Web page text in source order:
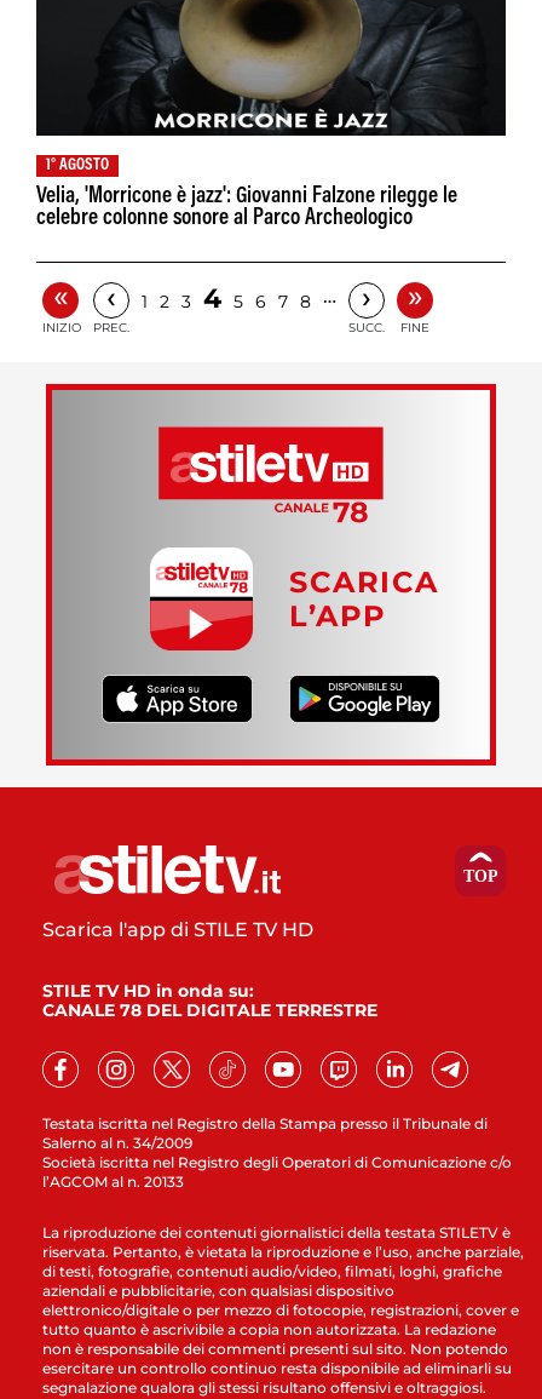
1° AGOSTO
Velia, 'Morricone è jazz': Giovanni Falzone rilegge le
celebre colonne sonore al Parco Archeologico
«
INIZIO
‹
PREC.
1 2 3 4 5 6 7 8 … ›
SUCC.
»
FINE
SCARICA
L’APP
Testata iscritta nel Registro della Stampa presso il Tribunale di
Salerno al n. 34/2009
Società iscritta nel Registro degli Operatori di Comunicazione c/o
l’AGCOM al n. 20133
Scarica l'app di STILE TV HD
STILE TV HD in onda su:
CANALE 78 DEL DIGITALE TERRESTRE
La riproduzione dei contenuti giornalistici della testata STILETV è
riservata. Pertanto, è vietata la riproduzione e l’uso, anche parziale,
di testi, fotografie, contenuti audio/video, filmati, loghi, grafiche
aziendali e pubblicitarie, con qualsiasi dispositivo
elettronico/digitale o per mezzo di fotocopie, registrazioni, cover e
tutto quanto è ascrivibile a copia non autorizzata. La redazione
non è responsabile dei commenti presenti sul sito. Non potendo
esercitare un controllo continuo resta disponibile ad eliminarli su
segnalazione qualora gli stessi risultano offensivi e oltraggiosi.